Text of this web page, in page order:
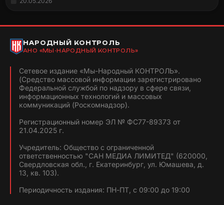
НАРОДНЫЙ КОНТРОЛЬ
АНО «МЫ-НАРОДНЫЙ КОНТРОЛЬ»
Сетевое издание «Мы-Народный КОНТРОЛЬ».
(Средство массовой информации зарегистрировано
Федеральной службой по надзору в сфере связи,
информационных технологий и массовых
коммуникаций (Роскомнадзор).
Регистрационный номер ЭЛ № ФС77-89373 от
21.04.2025 г.
Учредитель: Общество с ограниченной
ответственностью "САН МЕДИА ЛИМИТЕД" (620000,
Свердловская обл., г. Екатеринбург, ул. Юмашева, д.
13, кв. 103).
Периодичность издания: ПН-ПТ, с 09:00 до 19:00